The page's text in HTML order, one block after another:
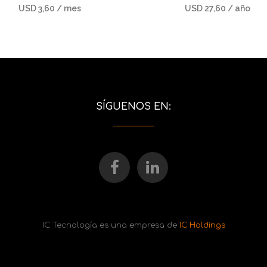
USD3,60 / mes USD 27,60 / año
SÍGUENOS EN:
IC Tecnología es una empresa de IC Holdings